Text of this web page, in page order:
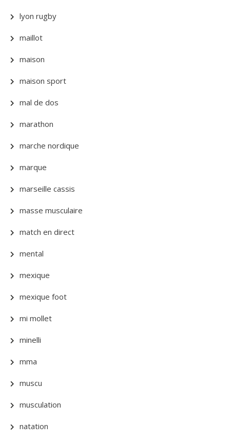
lyon rugby
maillot
maison
maison sport
mal de dos
marathon
marche nordique
marque
marseille cassis
masse musculaire
match en direct
mental
mexique
mexique foot
mi mollet
minelli
mma
muscu
musculation
natation